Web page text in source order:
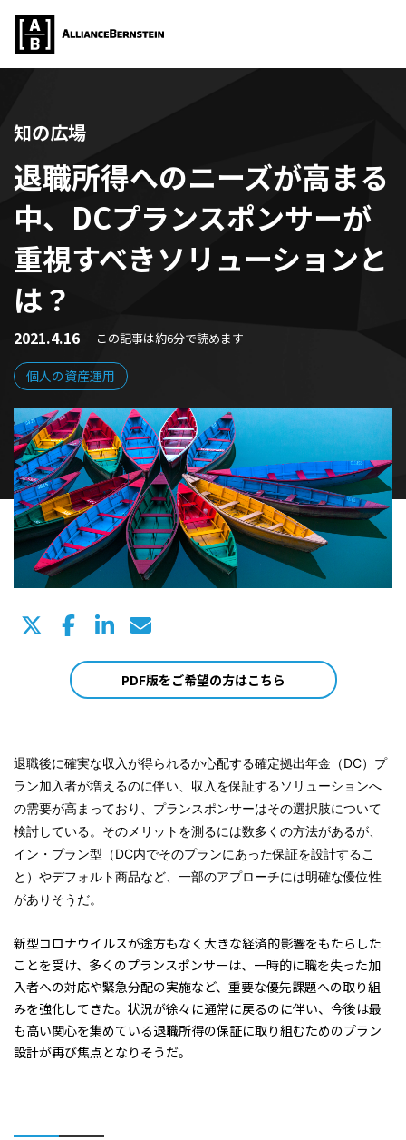
知の広場
退職所得へのニーズが高まる
中、DCプランスポンサーが
重視すべきソリューションと
は？
2021.4.16 この記事は約6分で読めます
個人の資産運用
PDF版をご希望の方はこちら
退職後に確実な収入が得られるか心配する確定拠出年金（DC）プ
ラン加入者が増えるのに伴い、収入を保証するソリューションへ
の需要が高まっており、プランスポンサーはその選択肢について
検討している。そのメリットを測るには数多くの方法があるが、
イン・プラン型（DC内でそのプランにあった保証を設計するこ
と）やデフォルト商品など、一部のアプローチには明確な優位性
がありそうだ。
新型コロナウイルスが途方もなく大きな経済的影響をもたらした
ことを受け、多くのプランスポンサーは、一時的に職を失った加
入者への対応や緊急分配の実施など、重要な優先課題への取り組
みを強化してきた。状況が徐々に通常に戻るのに伴い、今後は最
も高い関心を集めている退職所得の保証に取り組むためのプラン
設計が再び焦点となりそうだ。